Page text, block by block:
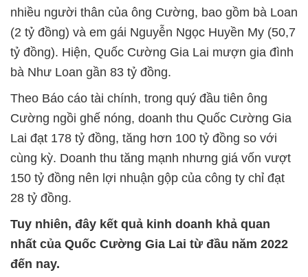
nhiều người thân của ông Cường, bao gồm bà Loan
(2 tỷ đồng) và em gái Nguyễn Ngọc Huyền My (50,7
tỷ đồng). Hiện, Quốc Cường Gia Lai mượn gia đình
bà Như Loan gần 83 tỷ đồng.
Theo Báo cáo tài chính, trong quý đầu tiên ông
Cường ngồi ghế nóng, doanh thu Quốc Cường Gia
Lai đạt 178 tỷ đồng, tăng hơn 100 tỷ đồng so với
cùng kỳ. Doanh thu tăng mạnh nhưng giá vốn vượt
150 tỷ đồng nên lợi nhuận gộp của công ty chỉ đạt
28 tỷ đồng.
Tuy nhiên, đây kết quả kinh doanh khả quan
nhất của Quốc Cường Gia Lai từ đầu năm 2022
đến nay.